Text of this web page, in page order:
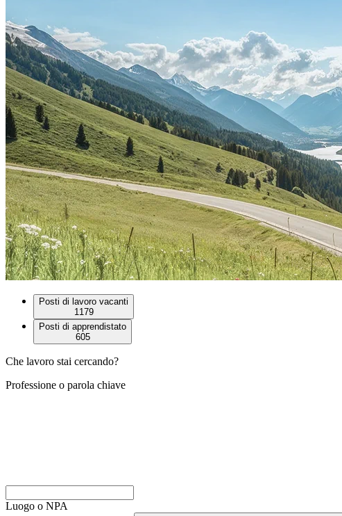
Posti di lavoro vacanti
1179
Posti di apprendistato
605
Che lavoro stai cercando?
Professione o parola chiave
Luogo o NPA